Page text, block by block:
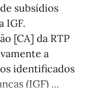
subsídios
IGF.
[CA] da RTP
a
identificados
(IGF) ...